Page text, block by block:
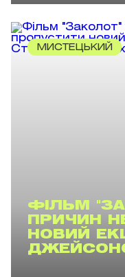
МИСТЕЦЬКИЙ
ФІЛЬМ
ПРИЧИН
НОВИЙ